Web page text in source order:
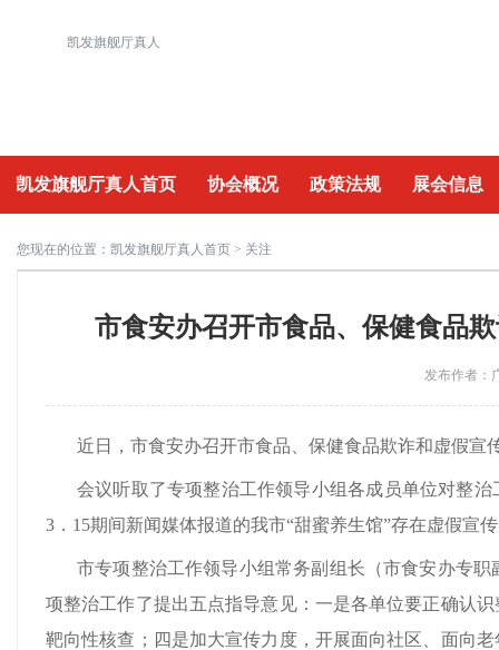
凯发旗舰厅真人
凯发旗舰厅真人首页 协会概况 政策法规 展会信息
重要活动
您现在的位置： 凯发旗舰厅真人首页 > 关注
市食安办召开市食品、保健食品
发布作者
近日，市食安办召开市食品、保健食品欺诈和虚假宣
会议听取了专项整治工作领导小组各成员单位对整
3．15期间新闻媒体报道的我市“甜蜜养生馆”存在虚假宣
市专项整治工作领导小组常务副组长（市食安办专
项整治工作了提出五点指导意见：一是各单位要正确认
靶向性核查；四是加大宣传力度，开展面向社区、面向